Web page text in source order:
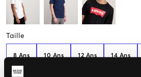
Taille
8 Ans 10 Ans 12 Ans 14 Ans